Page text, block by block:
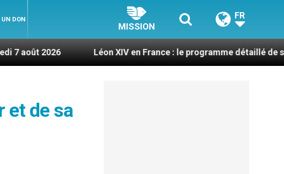
UN DON
MISSION
FR
Léon XIV en France : le programme détaillé de sa visite en
et de sa